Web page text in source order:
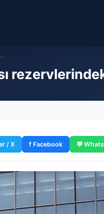
/ X f Facebook 💬